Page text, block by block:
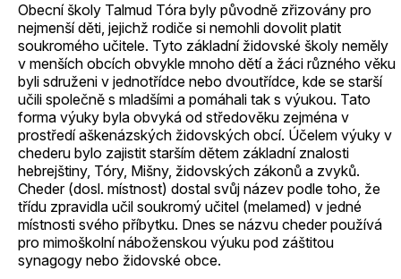
Obecní školy Talmud Tóra byly původně zřizovány pro
nejmenší děti, jejichž rodiče si nemohli dovolit platit
soukromého učitele. Tyto základní židovské školy neměly
v menších obcích obvykle mnoho dětí a žáci různého věku
byli sdruženi v jednotřídce nebo dvoutřídce, kde se starší
učili společně s mladšími a pomáhali tak s výukou. Tato
forma výuky byla obvyká od středověku zejména v
prostředí aškenázských židovských obcí. Účelem výuky v
chederu bylo zajistit starším dětem základní znalosti
hebrejštiny, Tóry, Mišny, židovských zákonů a zvyků.
Cheder (dosl. místnost) dostal svůj název podle toho, že
třídu zpravidla učil soukromý učitel (melamed) v jedné
místnosti svého příbytku. Dnes se názvu cheder používá
pro mimoškolní náboženskou výuku pod záštitou
synagogy nebo židovské obce.